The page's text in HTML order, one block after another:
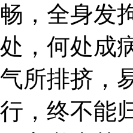
畅，全身发
处，何处成
气所排挤，
行，终不能